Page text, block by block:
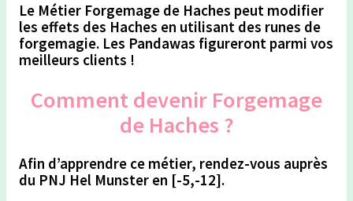
Le Métier Forgemage de Haches peut modifier
les effets des Haches en utilisant des runes de
forgemagie. Les Pandawas figureront parmi vos
meilleurs clients !
Comment devenir Forgemage
de Haches ?
Afin d’apprendre ce métier, rendez-vous auprès
du PNJ Hel Munster en [-5,-12].